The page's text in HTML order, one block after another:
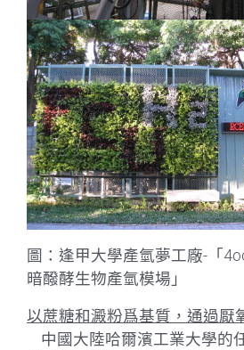
圖：逢甲大學產氫夢工廠-「
暗醱酵生物產氫模場」
以蔗糖和澱粉爲基質，通過厭
中國大陸哈爾濱工業大學的